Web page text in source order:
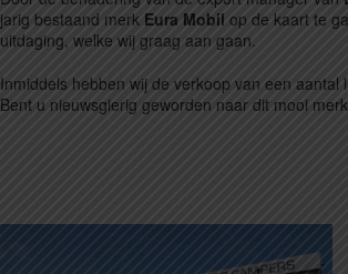
jarig bestaand merk Eura Mobil op de kaart te
uitdaging, welke wij graag aan gaan.
Inmiddels hebben wij de verkoop van een
Bent u nieuwsgierig geworden naar dit mooi